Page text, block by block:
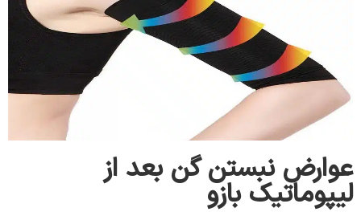
عوارض نبستن گن بعد از
لیپوماتیک بازو